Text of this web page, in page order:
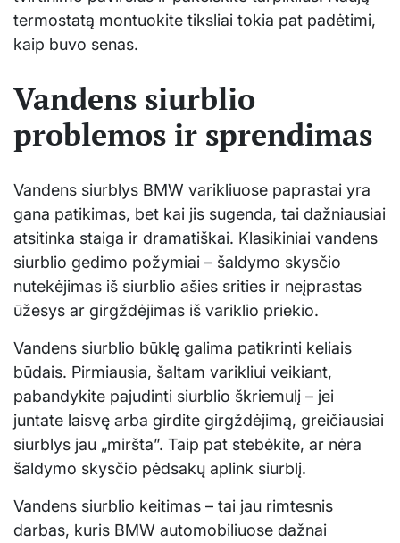
termostatą montuokite tiksliai tokia pat padėtimi,
kaip buvo senas.
Vandens siurblio
problemos ir sprendimas
Vandens siurblys BMW varikliuose paprastai yra
gana patikimas, bet kai jis sugenda, tai dažniausiai
atsitinka staiga ir dramatiškai. Klasikiniai vandens
siurblio gedimo požymiai – šaldymo skysčio
nutekėjimas iš siurblio ašies srities ir neįprastas
ūžesys ar girgždėjimas iš variklio priekio.
Vandens siurblio būklę galima patikrinti keliais
būdais. Pirmiausia, šaltam varikliui veikiant,
pabandykite pajudinti siurblio škriemulį – jei
juntate laisvę arba girdite girgždėjimą, greičiausiai
siurblys jau „miršta”. Taip pat stebėkite, ar nėra
šaldymo skysčio pėdsakų aplink siurblį.
Vandens siurblio keitimas – tai jau rimtesnis
darbas, kuris BMW automobiliuose dažnai